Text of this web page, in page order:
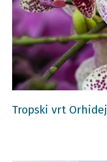
Tropski vrt Orhidej